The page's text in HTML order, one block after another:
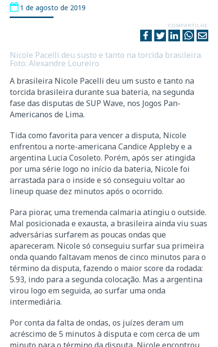
1 de agosto de 2019
COMPARTILHE
Nicole Pacelli deu susto e tanto na torcida brasileira.
Foto: Alexandre Loureiro
A brasileira Nicole Pacelli deu um susto e tanto na
torcida brasileira durante sua bateria, na segunda
fase das disputas de SUP Wave, nos Jogos Pan-
Americanos de Lima.
Tida como favorita para vencer a disputa, Nicole
enfrentou a norte-americana Candice Appleby e a
argentina Lucia Cosoleto. Porém, após ser atingida
por uma série logo no início da bateria, Nicole foi
arrastada para o inside e só conseguiu voltar ao
lineup quase dez minutos após o ocorrido.
Para piorar, uma tremenda calmaria atingiu o outside.
Mal posicionada e exausta, a brasileira ainda viu suas
adversárias surfarem as poucas ondas que
apareceram. Nicole só conseguiu surfar sua primeira
onda quando faltavam menos de cinco minutos para o
término da disputa, fazendo o maior score da rodada:
5.93, indo para a segunda colocação. Mas a argentina
virou logo em seguida, ao surfar uma onda
intermediária.
Por conta da falta de ondas, os juízes deram um
acréscimo de 5 minutos à disputa e com cerca de um